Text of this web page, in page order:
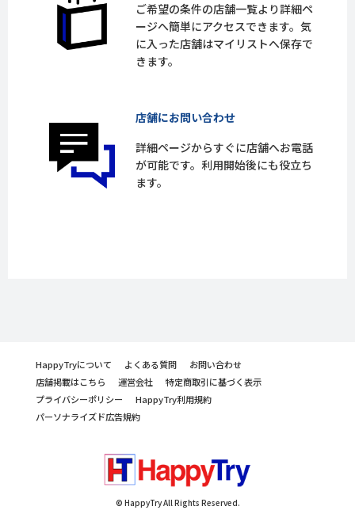
ご希望の条件の店舗一覧より詳細ペ
ージへ簡単にアクセスできます。気
に入った店舗はマイリストへ保存で
きます。
店舗にお問い合わせ
詳細ページからすぐに店舗へお電話
が可能です。利用開始後にも役立ち
ます。
HappyTryについて よくある質問
お問い合わせ
店舗掲載はこちら
運営会社
特定商取引に基づく表示
プライバシーポリシー
HappyTry利用規約
パーソナライズド広告規約
© HappyTry All Rights Reserved.